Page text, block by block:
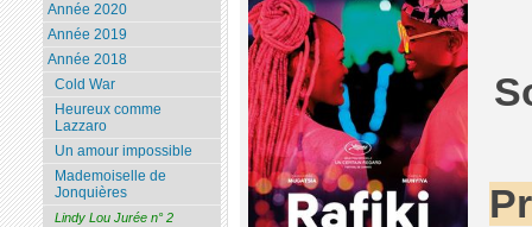
Année 2020
Année 2019
Année 2018
Cold War
Heureux comme
Lazzaro
Un amour impossible
Mademoiselle de
Jonquières
Lindy Lou Jurée n° 2